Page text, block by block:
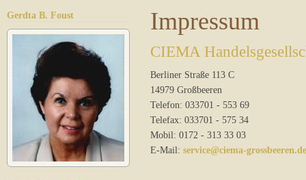
Gerdta B. Foust Impressum
CIEMA
Berliner Straße 113 C
14979 Großbeeren
Telefon: 033701 - 553 69
Telefax: 033701 - 575 34
Mobil: 0172 - 313 33 03
E-Mail: service@ciema-grossbeeren.de